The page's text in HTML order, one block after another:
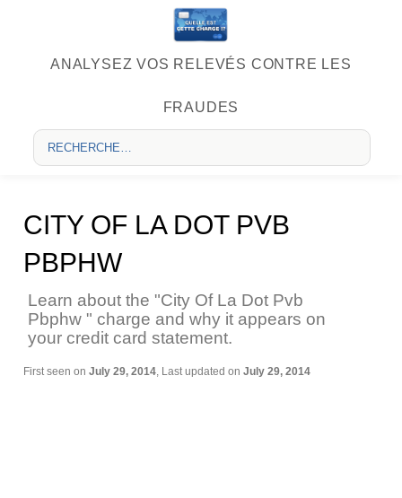
ANALYSEZ VOS RELEVÉS CONTRE LES
FRAUDES
CITY OF LA DOT PVB
PBPHW
Learn about the "City Of La Dot Pvb
Pbphw " charge and why it appears on
your credit card statement.
First seen on July 29, 2014, Last updated on July 29, 2014